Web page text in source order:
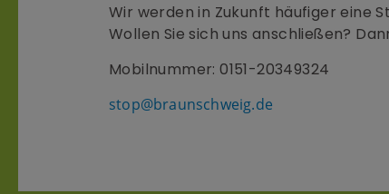
Wir werden in Zukunft häufiger eine
Wollen Sie sich uns anschließen?
Mobilnummer: 0151-20349324
stop@braunschweig.de